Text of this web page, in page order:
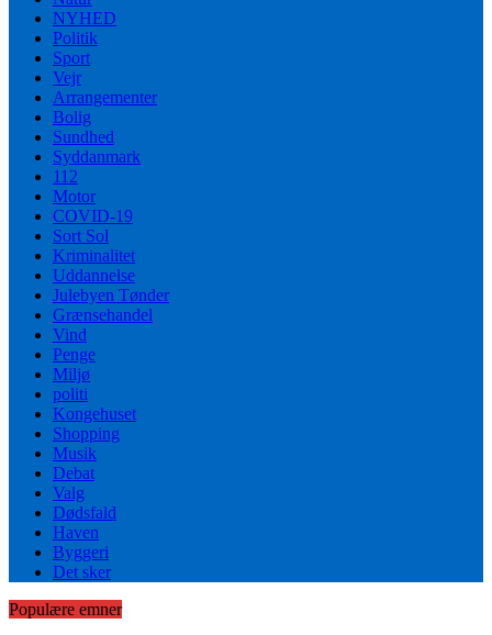
NYHED
Politik
Sport
Vejr
Arrangementer
Bolig
Sundhed
Syddanmark
112
Motor
COVID-19
Sort Sol
Kriminalitet
Uddannelse
Julebyen Tønder
Grænsehandel
Vind
Penge
Miljø
politi
Kongehuset
Shopping
Musik
Debat
Valg
Dødsfald
Haven
Byggeri
Det sker
Populære emner